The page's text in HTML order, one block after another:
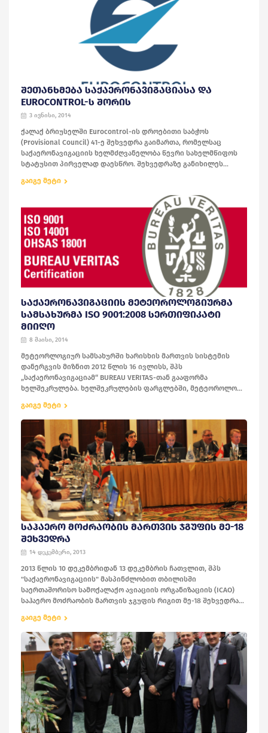
ᲨᲔᲗᲐᲜᲮᲛᲔᲑᲐ ᲡᲐᲥᲐᲔᲠᲝᲜᲐᲕᲘᲒᲐᲪᲘᲐᲡᲐ ᲓᲐ
EUROCONTROL-Ს ᲨᲝᲠᲘᲡ
3 ივნისი, 2014
ქალაქ ბრიუსელში Eurocontrol-ის დროებითი საბჭოს
(Provisional Council) 41-ე შეხვედრა გაიმართა, რომელსაც
საქაერონავიგაციის ხელმძღვანელობა წევრი სახელმწიფოს
სტატუსით პირველად დაესწრო. შეხვედრაზე განიხილეს...
გაიგე მეტი
ᲡᲐᲥᲐᲔᲠᲝᲜᲐᲕᲘᲒᲐᲪᲘᲘᲡ ᲛᲔᲢᲔᲝᲠᲝᲚᲝᲒᲘᲣᲠᲛᲐ
ᲡᲐᲛᲡᲐᲮᲣᲠᲛᲐ ISO 9001:2008 ᲡᲔᲠᲗᲘᲤᲘᲙᲐᲢᲘ
ᲛᲘᲘᲦᲝ
8 მაისი, 2014
მეტეორლოგიურ სამსახურში ხარისხის მართვის სისტემის
დანერგვის მიზნით 2012 წლის 16 ივლისს, შპს
„საქაერონავიგაციამ“ BUREAU VERITAS-თან გააფორმა
ხელშეკრულება. ხელშეკრულების ფარგლებში, მეტეოროლო...
გაიგე მეტი
ᲡᲐᲰᲐᲔᲠᲝ ᲛᲝᲫᲠᲐᲝᲑᲘᲡ ᲛᲐᲠᲗᲕᲘᲡ ᲯᲒᲣᲤᲘᲡ ᲛᲔ-18
ᲨᲔᲮᲕᲔᲓᲠᲐ
14 დეკემბერი, 2013
2013 წლის 10 დეკემბრიდან 13 დეკემბრის ჩათვლით, შპს
"საქაერონავიგაციის" მასპინძლობით თბილისში
საერთაშორისო სამოქალაქო ავიაციის ორგანიზაციის (ICAO)
საჰაერო მოძრაობის მართვის ჯგუფის რიგით მე-18 შეხვედრა...
გაიგე მეტი